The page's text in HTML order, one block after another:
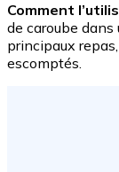
Comment
de caroube dans
principaux
escomptés.